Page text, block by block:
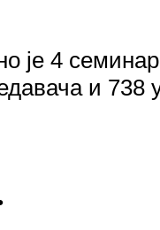
је 4
и 738